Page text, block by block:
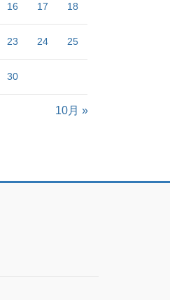
16 17 18
23 24 25
30
10月 »